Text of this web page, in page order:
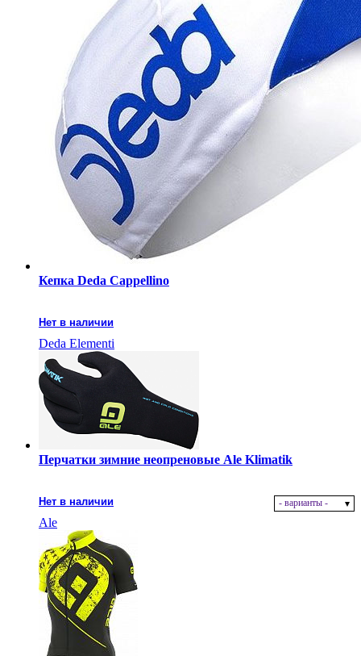
Кепка Deda Cappellino
Нет в наличии
Deda Elementi
Перчатки зимние неопреновые Ale Klimatik
Нет в наличии - варианты -
Ale